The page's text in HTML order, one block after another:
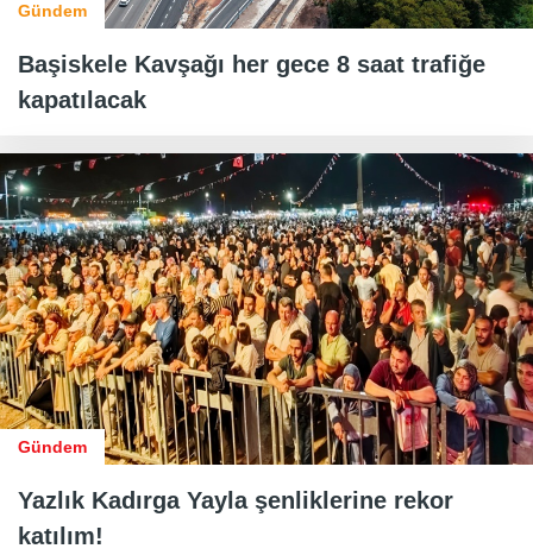
Gündem
Başiskele Kavşağı her gece 8 saat trafiğe
kapatılacak
Gündem
Yazlık Kadırga Yayla şenliklerine rekor
katılım!